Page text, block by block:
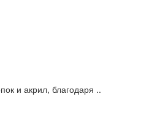
и акрил, благодаря ..